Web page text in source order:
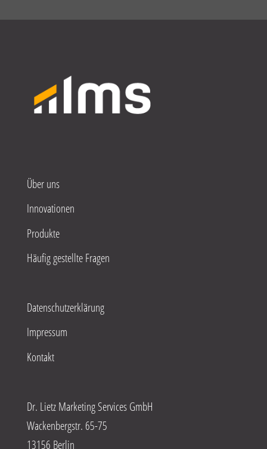
Über uns
Innovationen
Produkte
Häufig gestellte Fragen
Datenschutzerklärung
Impressum
Kontakt
Dr. Lietz Marketing Services GmbH
Wackenbergstr. 65-75
13156 Berlin